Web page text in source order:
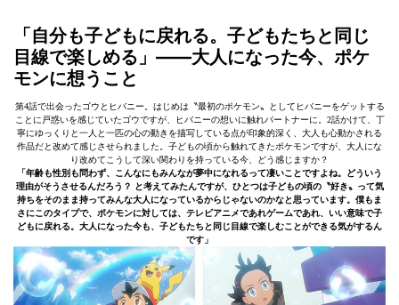
「自分も子どもに戻れる。子どもたちと同じ
目線で楽しめる」——大人になった今、ポケ
モンに想うこと
第4話で出会ったゴウとヒバニー。はじめは〝最初のポケモン〟としてヒバニーをゲットする
ことに戸惑いを感じていたゴウですが、ヒバニーの想いに触れパートナーに。2話かけて、丁
寧にゆっくりと一人と一匹の心の動きを描写している点が印象的深く、大人も心動かされる
作品だと改めて感じさせられました。子どもの頃から触れてきたポケモンですが、大人にな
り改めてこうして深い関わりを持っている今、どう感じますか？
「年齢も性別も問わず、こんなにもみんなが夢中になれるって凄いことですよね。どういう
理由がそうさせるんだろう？ と考えてみたんですが、ひとつは子どもの頃の〝好き〟って気
持ちをそのまま持ってみんな大人になっているからじゃないのかなと思っています。僕もま
さにこのタイプで、ポケモンに対しては、テレビアニメであれゲームであれ、いい意味で子
どもに戻れる。大人になった今も、子どもたちと同じ目線で楽しむことができる気がするん
です」